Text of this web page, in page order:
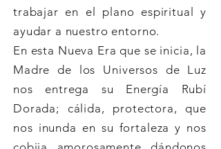
trabajar en el plano espiritual y
ayudar a nuestro entorno.
En esta Nueva Era que se inicia, la
Madre de los Universos de Luz
nos entrega su Energía Rubí
Dorada; cálida, protectora, que
nos inunda en su fortaleza y nos